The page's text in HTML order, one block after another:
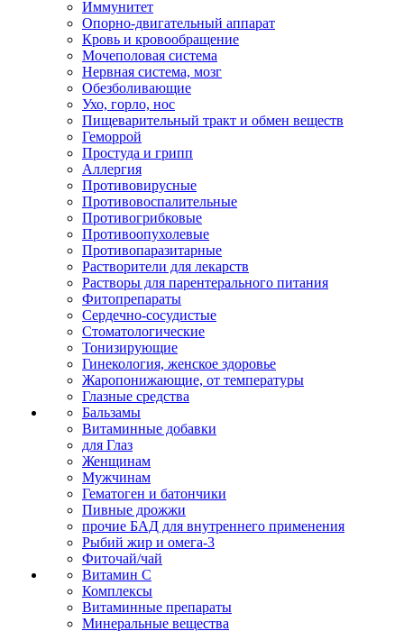
Иммунитет
Опорно-двигательный аппарат
Кровь и кровообращение
Мочеполовая система
Нервная система, мозг
Обезболивающие
Ухо, горло, нос
Пищеварительный тракт и обмен веществ
Геморрой
Простуда и грипп
Аллергия
Противовирусные
Противовоспалительные
Противогрибковые
Противоопухолевые
Противопаразитарные
Растворители для лекарств
Растворы для парентерального питания
Фитопрепараты
Сердечно-сосудистые
Стоматологические
Тонизирующие
Гинекология, женское здоровье
Жаропонижающие, от температуры
Глазные средства
Бальзамы
Витаминные добавки
для Глаз
Женщинам
Мужчинам
Гематоген и батончики
Пивные дрожжи
прочие БАД для внутреннего применения
Рыбий жир и омега-3
Фиточай/чай
Витамин С
Комплексы
Витаминные препараты
Минеральные вещества